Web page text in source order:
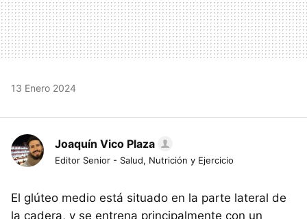
13 Enero 2024
Joaquín Vico Plaza
Editor Senior - Salud, Nutrición y Ejercicio
El glúteo medio está situado en la parte lateral de
la cadera, y se entrena principalmente con un